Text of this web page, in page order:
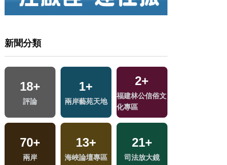
新聞分類
18+
評論
1+
兩岸藝苑天地
2+
福建林公信俗文
化專區
70+
兩岸
13+
海峽論壇專區
21+
司法放大鏡